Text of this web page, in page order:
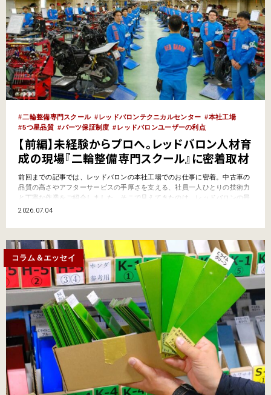
二輪整備専門スクール レッドバロンテクニカルセンター
本社工場
5つ星品質
パーツ保証制度 レッドバロンユーザーの利点
【前編】未経験からプロへ。レッドバロン人材育
成の現場『二輪整備専門スクール』に密着取材
前回までの記事では、レッドバロンの本社工場でのお仕事に密着。中古車の
品質の高さやアフターサービスの手厚さを支える、社員一人ひとりの技術力
と丁寧な作業をご紹介しました。そこで見えてきたのは、レッドバロンの最
大の武器が「優れた技術を持つ人材」と「その人材を育てる力」であるとい
い。そう思った筆者は、社内教育施設『二輪整備専門スクール』を…
2026.07.04
コラム＆エッセイ